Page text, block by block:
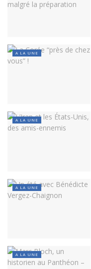
A LA UNE
A LA UNE
A LA UNE
A LA UNE